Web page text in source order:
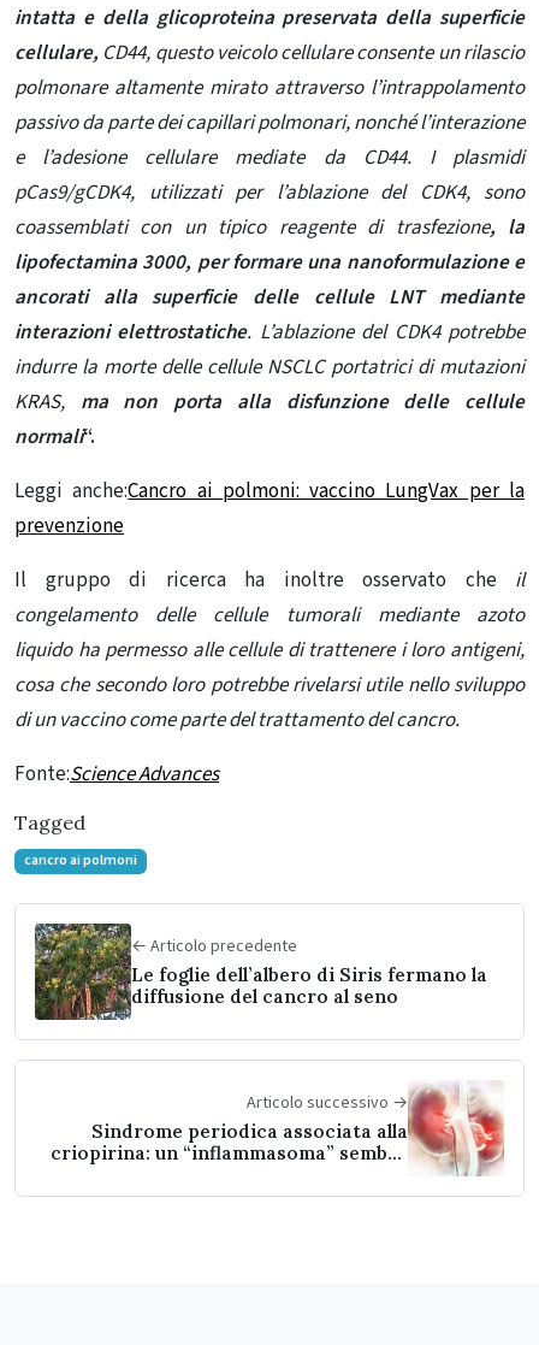
intatta e della glicoproteina preservata della superficie
cellulare, CD44, questo veicolo cellulare consente un rilascio
polmonare altamente mirato attraverso l’intrappolamento
passivo da parte dei capillari polmonari, nonché l’interazione
e l’adesione cellulare mediate da CD44. I plasmidi
pCas9/gCDK4, utilizzati per l’ablazione del CDK4, sono
coassemblati con un tipico reagente di trasfezione, la
lipofectamina 3000, per formare una nanoformulazione e
ancorati alla superficie delle cellule LNT mediante
interazioni elettrostatiche. L’ablazione del CDK4 potrebbe
indurre la morte delle cellule NSCLC portatrici di mutazioni
KRAS, ma non porta alla disfunzione delle cellule
normali“.
Leggi anche:Cancro ai polmoni: vaccino LungVax per la
prevenzione
Il gruppo di ricerca ha inoltre osservato cheil
congelamento delle cellule tumorali mediante azoto
liquido ha permesso alle cellule di trattenere i loro antigeni,
cosa che secondo loro potrebbe rivelarsi utile nello sviluppo
di un vaccino come parte del trattamento del cancro.
Fonte:Science Advances
Tagged
cancro ai polmoni
← Articolo precedente
Le foglie dell’albero di Siris fermano la
diffusione del cancro al seno
Articolo successivo →
Sindrome periodica associata alla
criopirina: un “inflammasoma” sembra